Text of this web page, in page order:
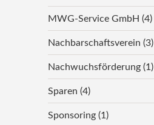
MWG-Service GmbH (4)
Nachbarschaftsverein (3)
Nachwuchsförderung(1)
Sparen (4)
Sponsoring(1)